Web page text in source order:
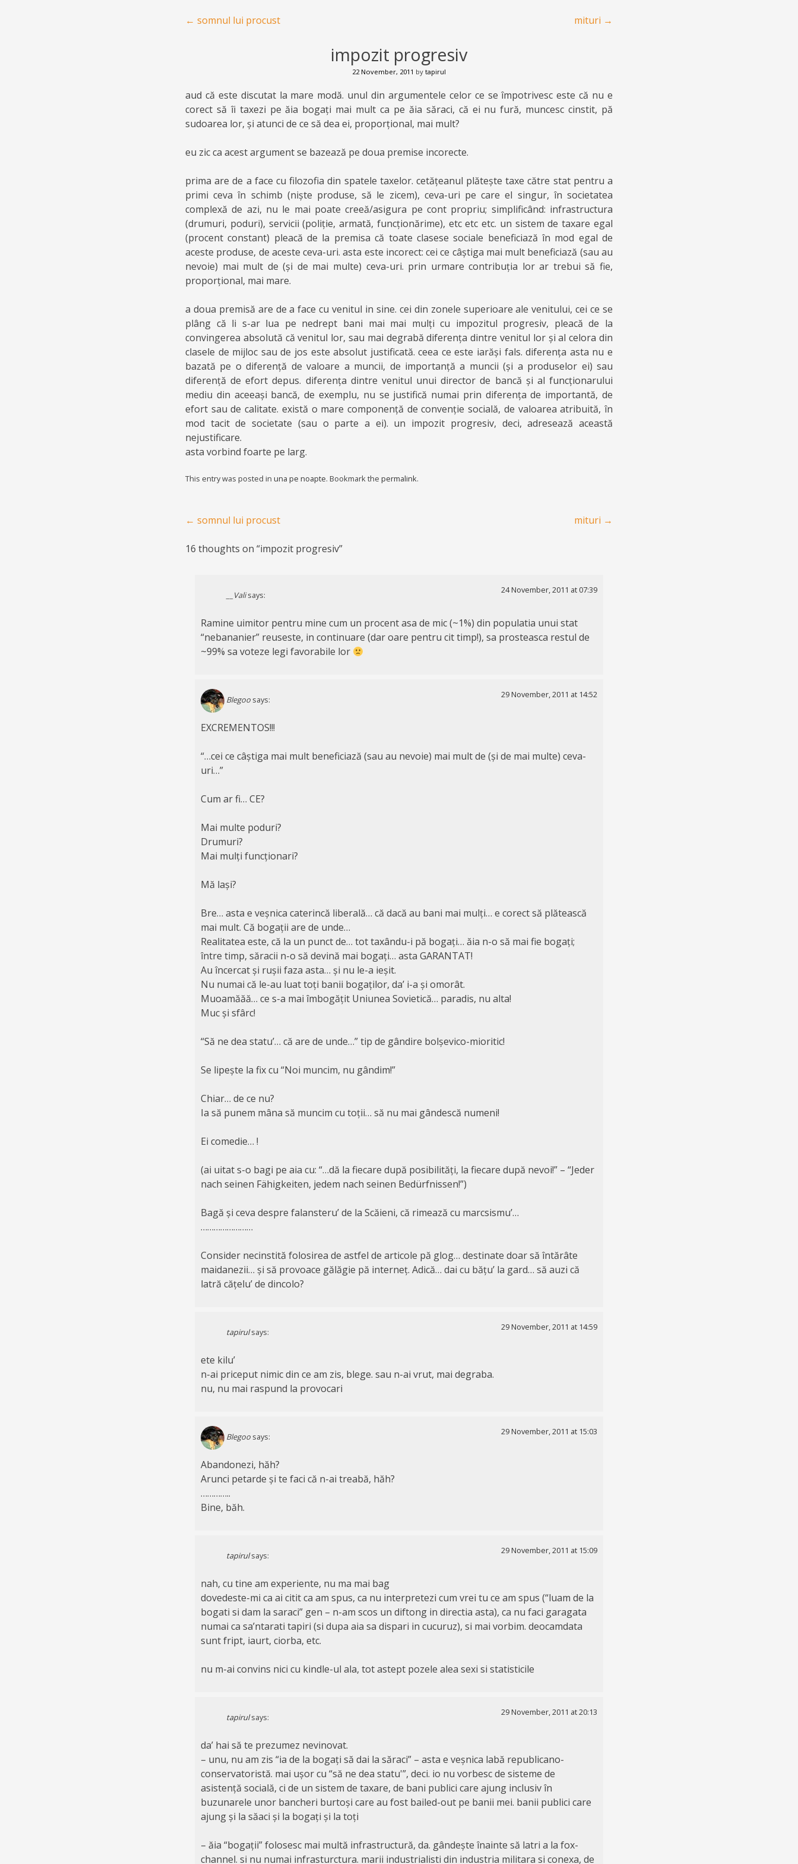
Post navigation
← somnul lui procust mituri →
impozit progresiv
22 November, 2011 by tapirul
aud că este discutat la mare modă. unul din argumentele celor ce se împotrivesc este că nu e
corect să îi taxezi pe ăia bogați mai mult ca pe ăia săraci, că ei nu fură, muncesc cinstit, pă
sudoarea lor, și atunci de ce să dea ei, proporțional, mai mult?
eu zic ca acest argument se bazează pe doua premise incorecte.
prima are de a face cu filozofia din spatele taxelor. cetățeanul plătește taxe către stat pentru a
primi ceva în schimb (niște produse, să le zicem), ceva-uri pe care el singur, în societatea
complexă de azi, nu le mai poate creeă/asigura pe cont propriu; simplificând: infrastructura
(drumuri, poduri), servicii (poliție, armată, funcționărime), etc etc etc. un sistem de taxare egal
(procent constant) pleacă de la premisa că toate clasese sociale beneficiază în mod egal de
aceste produse, de aceste ceva-uri. asta este incorect: cei ce câștiga mai mult beneficiază (sau au
nevoie) mai mult de (și de mai multe) ceva-uri. prin urmare contribuția lor ar trebui să fie,
proporțional, mai mare.
a doua premisă are de a face cu venitul in sine. cei din zonele superioare ale venitului, cei ce se
plâng că li s-ar lua pe nedrept bani mai mai mulți cu impozitul progresiv, pleacă de la
convingerea absolută că venitul lor, sau mai degrabă diferența dintre venitul lor și al celora din
clasele de mijloc sau de jos este absolut justificată. ceea ce este iarăși fals. diferența asta nu e
bazată pe o diferență de valoare a muncii, de importanță a muncii (și a produselor ei) sau
diferență de efort depus. diferența dintre venitul unui director de bancă și al funcționarului
mediu din aceeași bancă, de exemplu, nu se justifică numai prin diferența de importantă, de
efort sau de calitate. există o mare componență de convenție socială, de valoarea atribuită, în
mod tacit de societate (sau o parte a ei). un impozit progresiv, deci, adresează această
nejustificare.
asta vorbind foarte pe larg.
This entry was posted in una pe noapte. Bookmark the permalink.
Post navigation
← somnul lui procust mituri →
16 thoughts on “impozit progresiv”
__Vali says:
24 November, 2011 at 07:39
Ramine uimitor pentru mine cum un procent asa de mic (~1%) din populatia unui stat
“nebananier” reuseste, in continuare (dar oare pentru cit timp!), sa prosteasca restul de
~99% sa voteze legi favorabile lor
Blegoo says:
29 November, 2011 at 14:52
EXCREMENTOS!!!
“…cei ce câștiga mai mult beneficiază (sau au nevoie) mai mult de (și de mai multe) ceva-
uri…”
Cum ar fi… CE?
Mai multe poduri?
Drumuri?
Mai mulți funcționari?
Mă lași?
Bre… asta e veșnica caterincă liberală… că dacă au bani mai mulți… e corect să plătească
mai mult. Că bogații are de unde…
Realitatea este, că la un punct de… tot taxându-i pă bogați… ăia n-o să mai fie bogați;
între timp, săracii n-o să devină mai bogați… asta GARANTAT!
Au încercat și rușii faza asta… și nu le-a ieșit.
Nu numai că le-au luat toți banii bogaților, da’ i-a și omorât.
Muoamăăă… ce s-a mai îmbogățit Uniunea Sovietică… paradis, nu alta!
Muc și sfârc!
“Să ne dea statu’… că are de unde…” tip de gândire bolșevico-mioritic!
Se lipește la fix cu “Noi muncim, nu gândim!”
Chiar… de ce nu?
Ia să punem mâna să muncim cu toții… să nu mai gândescă numeni!
Ei comedie… !
(ai uitat s-o bagi pe aia cu: “…dă la fiecare după posibilități, la fiecare după nevoi!” – “Jeder
nach seinen Fähigkeiten, jedem nach seinen Bedürfnissen!”)
Bagă și ceva despre falansteru’ de la Scăieni, că rimează cu marcsismu’…
……………………
Consider necinstită folosirea de astfel de articole pă glog… destinate doar să întărâte
maidanezii… și să provoace gălăgie pă interneț. Adică… dai cu bățu’ la gard… să auzi că
latră cățelu’ de dincolo?
tapirul says:
29 November, 2011 at 14:59
ete kilu’
n-ai priceput nimic din ce am zis, blege. sau n-ai vrut, mai degraba.
nu, nu mai raspund la provocari
Blegoo says:
29 November, 2011 at 15:03
Abandonezi, hăh?
Arunci petarde și te faci că n-ai treabă, hăh?
…………..
Bine, băh.
tapirul says:
29 November, 2011 at 15:09
nah, cu tine am experiente, nu ma mai bag
dovedeste-mi ca ai citit ca am spus, ca nu interpretezi cum vrei tu ce am spus (“luam de la
bogati si dam la saraci” gen – n-am scos un diftong in directia asta), ca nu faci garagata
numai ca sa’ntarati tapiri (si dupa aia sa dispari in cucuruz), si mai vorbim. deocamdata
sunt fript, iaurt, ciorba, etc.
nu m-ai convins nici cu kindle-ul ala, tot astept pozele alea sexi si statisticile
tapirul says:
29 November, 2011 at 20:13
da’ hai să te prezumez nevinovat.
– unu, nu am zis “ia de la bogați să dai la săraci” – asta e veșnica labă republicano-
conservatoristă. mai ușor cu “să ne dea statu'”, deci. io nu vorbesc de sisteme de
asistență socială, ci de un sistem de taxare, de bani publici care ajung inclusiv în
buzunarele unor bancheri burtoși care au fost bailed-out pe banii mei. banii publici care
ajung și la săaci și la bogați și la toți
– ăia “bogații” folosesc mai multă infrastructură, da. gândește înainte să latri a la fox-
channel. si nu numai infrasturctura. marii industrialisti din industria militara si conexa, de